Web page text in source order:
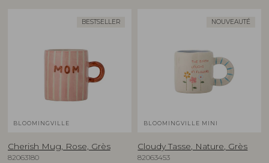
BESTSELLER
BLOOMINGVILLE
Cherish Mug, Rose, Grès
82063180
NOUVEAUTÉ
BLOOMINGVILLE MINI
Cloudy Tasse, Nature, Grès
82063453